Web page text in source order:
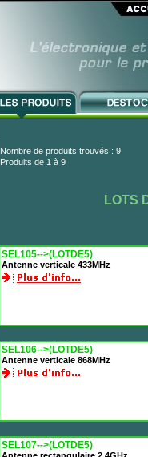
Nombre de produits trouvés : 9
Produits de 1 à 9
LOTS
SEL105-->(LOTDE5)
Antenne verticale 433MHz
SEL106-->(LOTDE5)
Antenne verticale 868MHz
SEL107-->(LOTDE5)